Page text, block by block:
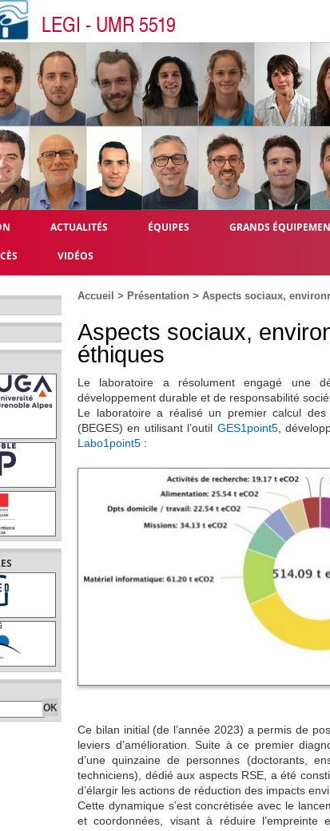
LEGI - UMR 5519
ACTUALITÉS ÉQUIPES GRANDS
VIDÉOS
Accueil > Présentation > Aspects sociaux,
Aspects sociaux,
éthiques
Le laboratoire a résolument engagé une
développement durable et de responsabilité
Le laboratoire a réalisé un premier calcul
(BEGES) en utilisant l’outil GES1point5,
Labo1point5 :
Ce bilan initial (de l’année 2023) a permis de
leviers d’amélioration. Suite à ce premier
d’une quinzaine de personnes (doctorants,
techniciens), dédié aux aspects RSE, a été
d’élargir les actions de réduction des impacts
Cette dynamique s’est concrétisée avec le
et coordonnées, visant à réduire l’empreinte